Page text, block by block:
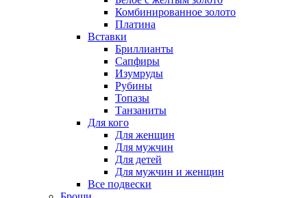
Комбинированное золото
Платина
Вставки
Бриллианты
Сапфиры
Изумруды
Рубины
Топазы
Танзаниты
Для кого
Для женщин
Для мужчин
Для детей
Для мужчин и женщин
Все подвески